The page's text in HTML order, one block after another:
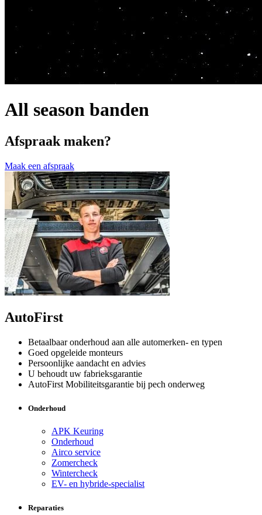
All season banden
Afspraak maken?
Maak een afspraak
AutoFirst
Betaalbaar onderhoud aan alle automerken- en typen
Goed opgeleide monteurs
Persoonlijke aandacht en advies
U behoudt uw fabrieksgarantie
AutoFirst Mobiliteitsgarantie bij pech onderweg
Onderhoud
APK Keuring
Onderhoud
Airco service
Zomercheck
Wintercheck
EV- en hybride-specialist
Reparaties